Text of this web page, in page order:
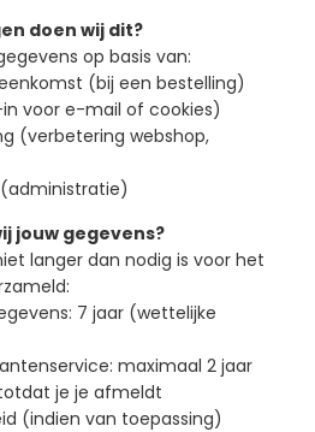
doen wij dit?
op basis van:
(bij een bestelling)
voor e-mail of cookies)
(verbetering webshop,
jouw gegevens?
langer dan nodig is voor het
7 jaar (wettelijke
maximaal 2 jaar
je je afmeldt
(indien van toepassing)